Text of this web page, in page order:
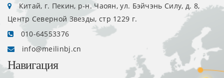
Китай, г. Пекин, р-н. Чаоян, ул. Бэйчэнь Силу, д. 8,
Центр Северной Звезды, стр 1229 г.
010-64553376
info@meilinbj.cn
Навигация